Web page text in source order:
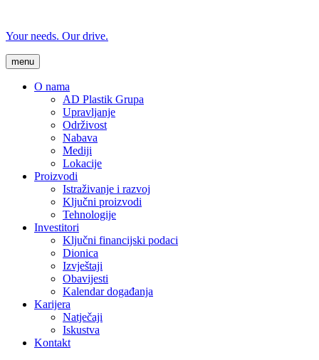
Your needs. Our drive.
menu
O nama
AD Plastik Grupa
Upravljanje
Održivost
Nabava
Mediji
Lokacije
Proizvodi
Istraživanje i razvoj
Ključni proizvodi
Tehnologije
Investitori
Ključni financijski podaci
Dionica
Izvještaji
Obavijesti
Kalendar događanja
Karijera
Natječaji
Iskustva
Kontakt